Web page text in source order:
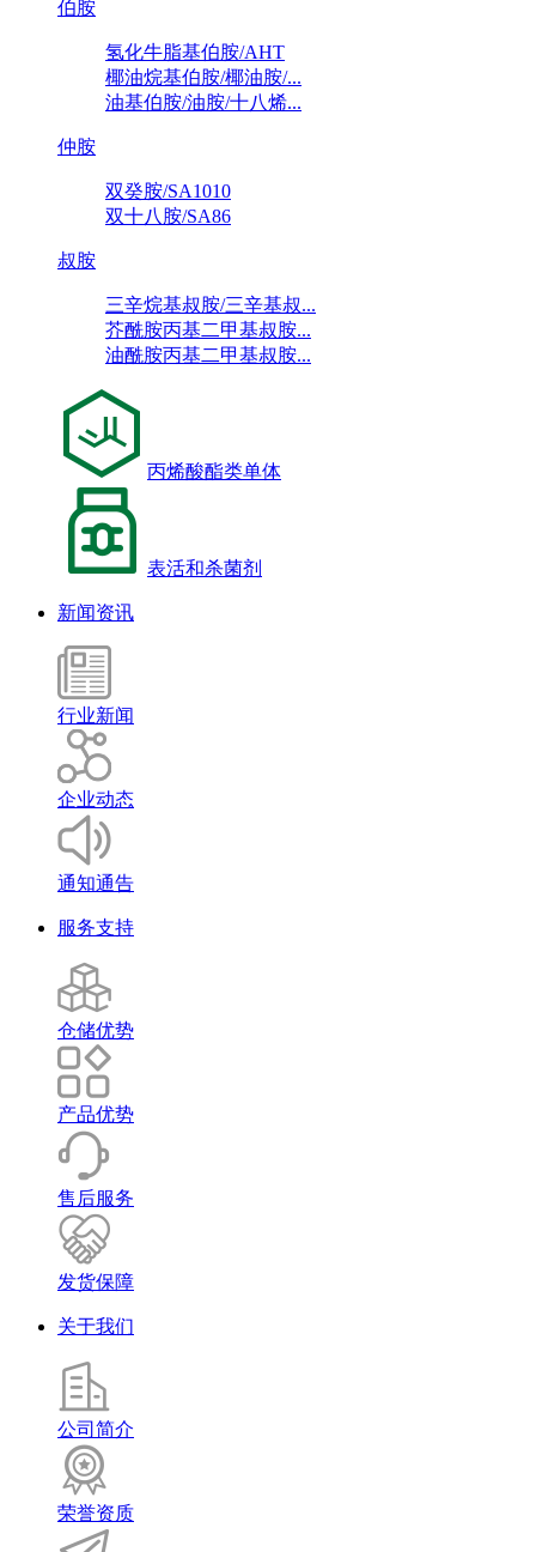
伯胺
氢化牛脂基伯胺/AHT
椰油烷基伯胺/椰油胺/...
油基伯胺/油胺/十八烯...
仲胺
双癸胺/SA1010
双十八胺/SA86
叔胺
三辛烷基叔胺/三辛基叔...
芥酰胺丙基二甲基叔胺...
油酰胺丙基二甲基叔胺...
丙烯酸酯类单体
表活和杀菌剂
新闻资讯
行业新闻
企业动态
通知通告
服务支持
仓储优势
产品优势
售后服务
发货保障
关于我们
公司简介
荣誉资质